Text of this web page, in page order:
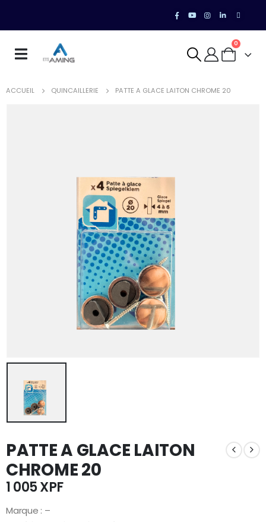
0
ACCUEIL QUINCAILLERIE PATTE A GLACE LAITON CHROME 20
PATTE A GLACE LAITON
CHROME 20
1 005XPF
Marque : –